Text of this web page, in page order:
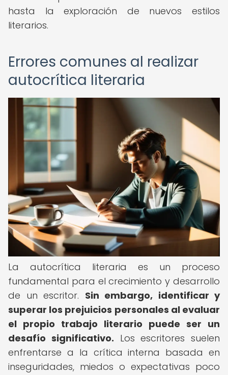
hasta la exploración de nuevos estilos
literarios.
Errores comunes al realizar
autocrítica literaria
La autocrítica literaria es un proceso
fundamental para el crecimiento y desarrollo
de un escritor. Sin embargo, identificar y
superar los prejuicios personales al evaluar
el propio trabajo literario puede ser un
desafío significativo. Los escritores suelen
enfrentarse a la crítica interna basada en
inseguridades, miedos o expectativas poco